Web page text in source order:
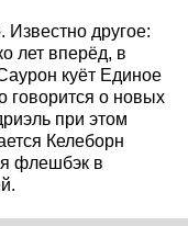
другое:
лет вперёд, в
куёт Единое
говорится о новых
при этом
Келеборн
флешбэк в